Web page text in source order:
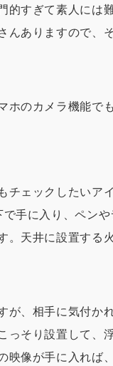
的すぎて素人には
んありますので、
ホのカメラ機能で
チェックしたいア
手に入り、ペン
。天井に設置する
が、相手に気付か
っそり設置して、
映像が手に入れば